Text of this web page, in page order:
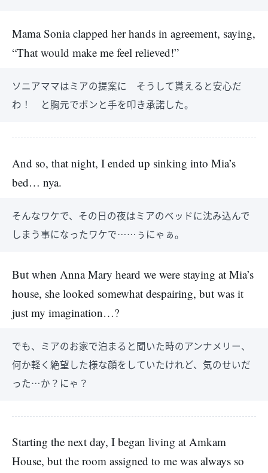
Mama Sonia clapped her hands in agreement, saying,
“That would make me feel relieved!”
ソニアママはミアの提案に そうして貰えると安心だ
わ！ と胸元でポンと手を叩き承諾した。
And so, that night, I ended up sinking into Mia’s
bed… nya.
そんなワケで、その日の夜はミアのベッドに沈み込んで
しまう事になったワケで……ぅにゃぁ。
But when Anna Mary heard we were staying at Mia’s
house, she looked somewhat despairing, but was it
just my imagination…?
でも、ミアのお家で泊まると聞いた時のアンナメリー、
何か軽く絶望した様な顔をしていたけれど、気のせいだ
った…か？にゃ？
Starting the next day, I began living at Amkam
House, but the room assigned to me was always so